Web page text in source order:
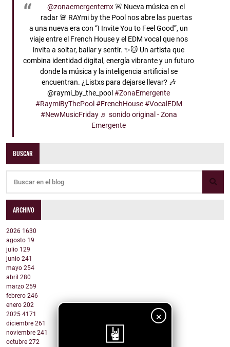
×
@zonaemergentemx🚨 Nueva música en el
radar 🚨 RAYmi by the Pool nos abre las puertas
a una nueva era con “I Invite You to Feel Good”, un
viaje entre el French House y el EDM vocal que nos
invita a soltar, bailar y sentir. ✨🐱 Un artista que
combina identidad digital, energía vibrante y un futuro
donde la música y la inteligencia artificial se
encuentran. ¿Listxs para dejarse llevar? 🎶
@raymi_by_the_pool #ZonaEmergente
#RaymiByThePool #FrenchHouse #VocalEDM
#NewMusicFriday ♬ sonido original - Zona
Emergente
BUSCAR
ARCHIVO
2026 1630
agosto 19
julio 129
junio 241
mayo 254
abril 280
marzo 259
febrero 246
enero 202
2025 4171
diciembre 261
noviembre 241
octubre 272